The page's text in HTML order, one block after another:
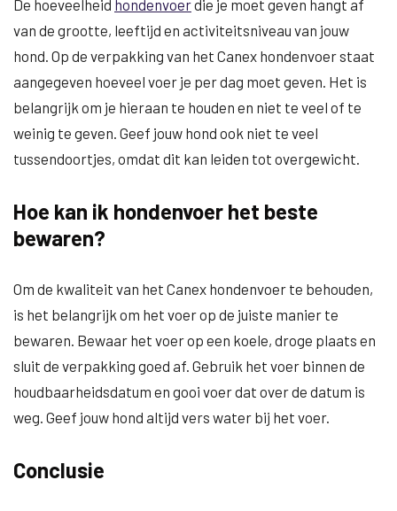
De hoeveelheid hondenvoerdie je moet geven hangt af
van de grootte, leeftijd en activiteitsniveau van jouw
hond. Op de verpakking van het Canex hondenvoer staat
aangegeven hoeveel voer je per dag moet geven. Het is
belangrijk om je hieraan te houden en niet te veel of te
weinig te geven. Geef jouw hond ook niet te veel
tussendoortjes, omdat dit kan leiden tot overgewicht.
Hoe kan ik hondenvoer het beste
bewaren?
Om de kwaliteit van het Canex hondenvoer te behouden,
is het belangrijk om het voer op de juiste manier te
bewaren. Bewaar het voer op een koele, droge plaats en
sluit de verpakking goed af. Gebruik het voer binnen de
houdbaarheidsdatum en gooi voer dat over de datum is
weg. Geef jouw hond altijd vers water bij het voer.
Conclusie